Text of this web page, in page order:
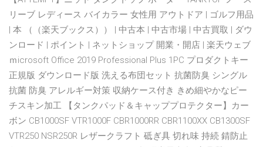
リーブ レディース バイカラー 女性用 アウトドア | ゴルフ用品
| 本 （（楽天ブックス）） | 中古本 | 中古市場 | 中古買取 | ダウ
ンロード | ポイント | ネットショップ 開業・開店 | 楽天ウェブ
ｍicrosoft Office 2019 Professional Plus 1PC プロダクトキー
正規版 ダウンロード版 洗える布団セット 抗菌防臭 シングル
抗菌 防臭 アレルギー対策 収納ケース付き きめ細やかなピー
チスキン加工 【タンクパッド＆キャッププロテクター】カー
ボン CB1000SF VTR1000F CBR1000RR CBR1100XX CB1300SF
VTR250 NSR250R レザークラフト 砥ぎ具 切れ味 持続 錆防止